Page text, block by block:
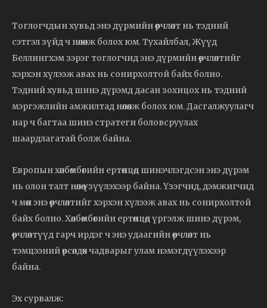
Тоглогчдын хувьд энэ дүрмийн өөрчлөлт нь тэдний
сэтгэл зүйд ч нөлөөлж болох юм. Тухайлбал, Жүүд
Беллингхэм зэрэг тоглогчид энэ дүрмийн өөрчлөлтийг
хэрхэн хүлээж авах нь сонирхолтой байх болно.
Тэдний хувьд шинэ дүрэмд дасан зохицох нь тэдний
мэргэжлийн амжилтад нөлөөлж болох юм. Дасгалжуулагч
нар ч багтаа шинэ стратеги боловсруулах
шаардлагатай болж байна.
Европын хөлбөмбөгийн ертөнцөд шинэчлэгдсэн энэ дүрэм
нь олон талт нөлөө үзүүлэхээр байна. Үзэгчид, дэмжигчид
ч мөн энэ өөрчлөлтийг хэрхэн хүлээж авах нь сонирхолтой
байх болно. Хөлбөмбөгийн ертөнцөд үргэлж шинэ дүрэм,
өөрчлөлтүүд гарч ирдэг ч энэ удаагийн өөрчлөлт нь
тэмцээний өрсөлдөх чадварыг улам нэмэгдүүлэхээр
байна.
Эх сурвалж: